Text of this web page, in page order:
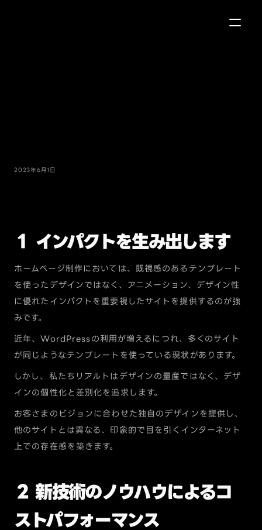
2023年6月1日
１ インパクトを生み出します
ホームページ制作においては、既視感のあるテンプレート
を使ったデザインではなく、アニメーション、デザイン性
に優れたインパクトを重要視したサイトを提供するのが強
みです。
近年、WordPressの利用が増えるにつれ、多くのサイト
が同じようなテンプレートを使っている現状があります。
しかし、私たちリアルトはデザインの量産ではなく、デザ
インの個性化と差別化を追求します。
お客さまのビジョンに合わせた独自のデザインを提供し、
他のサイトとは異なる、印象的で目を引くインターネット
上での存在感を築きます。
２ 新技術のノウハウによるコ
ストパフォーマンス